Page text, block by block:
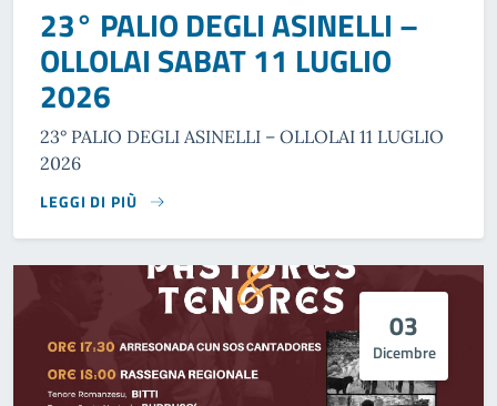
23° PALIO DEGLI ASINELLI –
OLLOLAI SABAT 11 LUGLIO
2026
23° PALIO DEGLI ASINELLI – OLLOLAI 11 LUGLIO
2026
LEGGI DI PIÙ
03
Dicembre